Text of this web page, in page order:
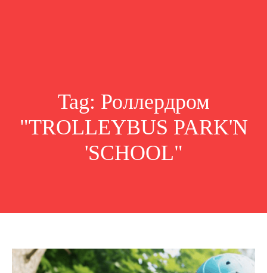
Tag: Роллердром
"TROLLEYBUS PARK'N
'SCHOOL"